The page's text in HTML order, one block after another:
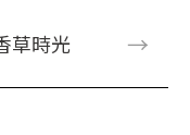
草時光
→